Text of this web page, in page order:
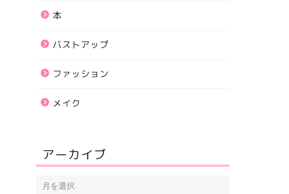
本
バストアップ
ファッション
メイク
アーカイブ